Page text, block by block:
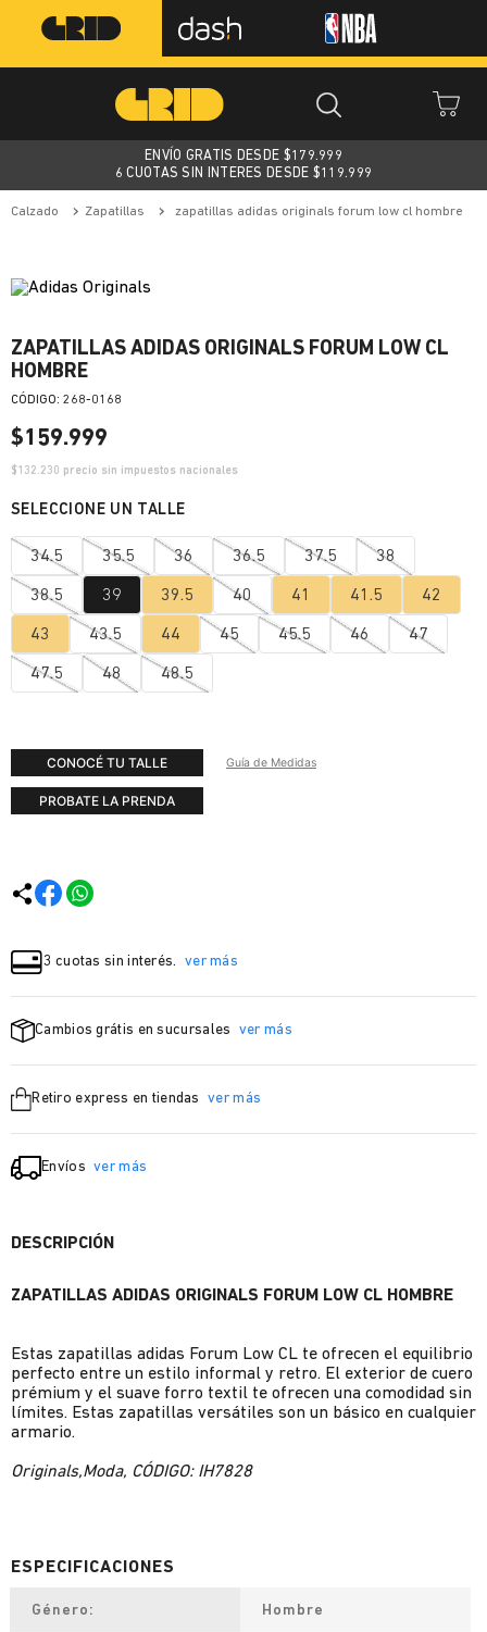
ENVÍO GRATIS DESDE $179.999
6 CUOTAS SIN INTERES DESDE $119.999
calzado zapatillas zapatillas adidas originals forum low cl hombre
ZAPATILLAS ADIDAS ORIGINALS FORUM LOW CL
HOMBRE
: 268-0168
$159.999
$132.230 precio sin impuestos nacionales
34.5 35.5 36 36.5 37.5 38
38.5 39 39.5 40 41 41.5 42
43 43.5 44 45 45.5 46 47
47.5 48 48.5
CONOCÉ TU TALLE Guía de Medidas
PROBATE LA PRENDA
3 cuotas sin interés. ver más
Cambios grátis en sucursales ver más
Retiro express en tiendas ver más
Envíos ver más
DESCRIPCIÓN
ZAPATILLAS ADIDAS ORIGINALS FORUM LOW CL HOMBRE
Estas zapatillas adidas Forum Low CL te ofrecen el equilibrio
perfecto entre un estilo informal y retro. El exterior de cuero
prémium y el suave forro textil te ofrecen una comodidad sin
límites. Estas zapatillas versátiles son un básico en cualquier
armario.
Originals,Moda, CÓDIGO: IH7828
Género Hombre